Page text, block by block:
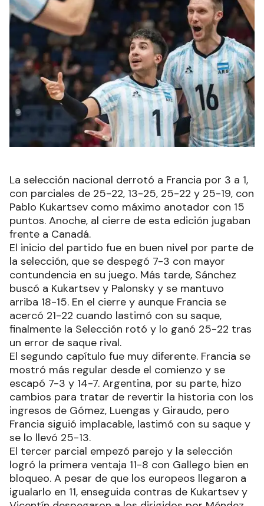
La selección nacional derrotó a Francia por 3 a 1,
con parciales de 25-22, 13-25, 25-22 y 25-19, con
Pablo Kukartsev como máximo anotador con 15
puntos. Anoche, al cierre de esta edición jugaban
frente a Canadá.
El inicio del partido fue en buen nivel por parte de
la selección, que se despegó 7-3 con mayor
contundencia en su juego. Más tarde, Sánchez
buscó a Kukartsev y Palonsky y se mantuvo
arriba 18-15. En el cierre y aunque Francia se
acercó 21-22 cuando lastimó con su saque,
finalmente la Selección rotó y lo ganó 25-22 tras
un error de saque rival.
El segundo capítulo fue muy diferente. Francia se
mostró más regular desde el comienzo y se
escapó 7-3 y 14-7. Argentina, por su parte, hizo
cambios para tratar de revertir la historia con los
ingresos de Gómez, Luengas y Giraudo, pero
Francia siguió implacable, lastimó con su saque y
se lo llevó 25-13.
El tercer parcial empezó parejo y la selección
logró la primera ventaja 11-8 con Gallego bien en
bloqueo. A pesar de que los europeos llegaron a
igualarlo en 11, enseguida contras de Kukartsev y